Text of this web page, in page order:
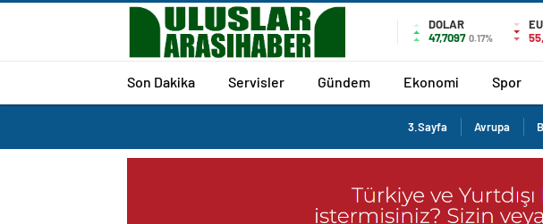
DOLAR
47,7097 0.17%
Son Dakika Servisler Gündem Ekonomi Spor
3.Sayfa Avrupa